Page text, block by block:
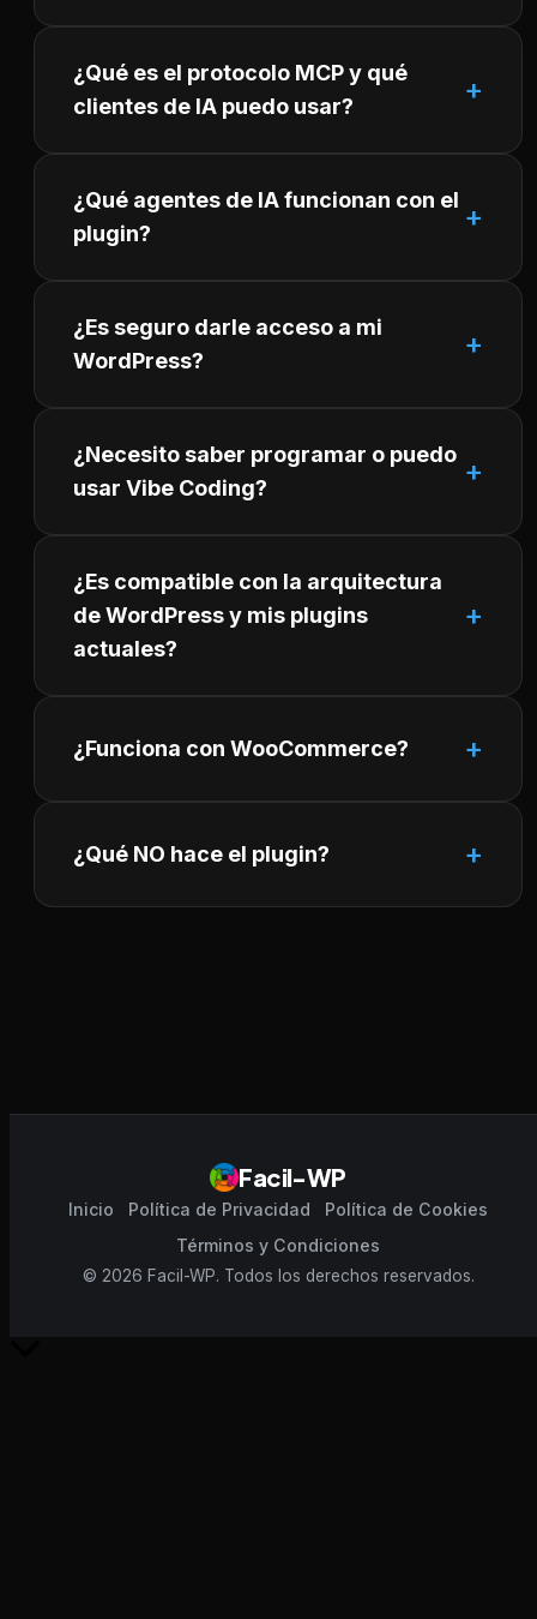
¿Qué es el protocolo MCP y qué
clientes de IA puedo usar?
¿Qué agentes de IA funcionan con el
plugin?
¿Es seguro darle acceso a mi
WordPress?
¿Necesito saber programar o puedo
usar Vibe Coding?
¿Es compatible con la arquitectura
de WordPress y mis plugins
actuales?
¿Funciona con WooCommerce?
¿Qué NO hace el plugin?
Facil-WP
Inicio Política de Privacidad
Política de Cookies
Términos y Condiciones
© 2026 Facil-WP. Todos los derechos reservados.